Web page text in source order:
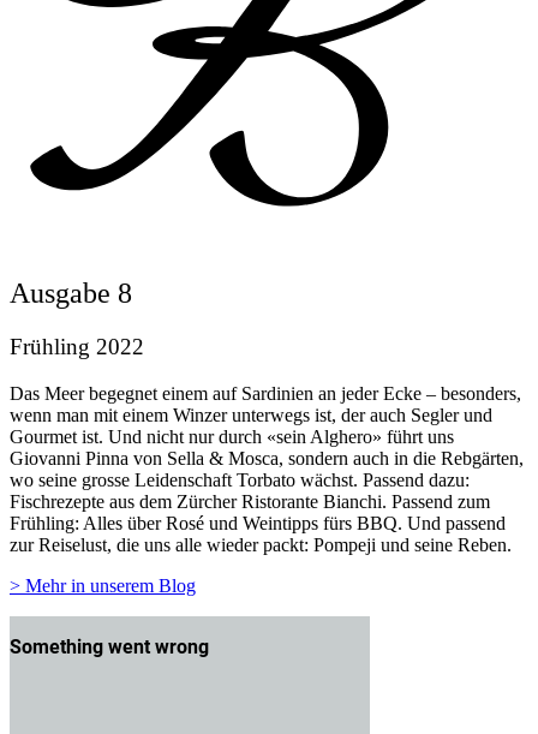
Ausgabe 8
Frühling 2022
Das Meer begegnet einem auf Sardinien an jeder Ecke – besonders,
wenn man mit einem Winzer unterwegs ist, der auch Segler und
Gourmet ist. Und nicht nur durch «sein Alghero» führt uns
Giovanni Pinna von Sella & Mosca, sondern auch in die Rebgärten,
wo seine grosse Leidenschaft Torbato wächst. Passend dazu:
Fischrezepte aus dem Zürcher Ristorante Bianchi. Passend zum
Frühling: Alles über Rosé und Weintipps fürs BBQ. Und passend
zur Reiselust, die uns alle wieder packt: Pompeji und seine Reben.
> Mehr in unserem Blog